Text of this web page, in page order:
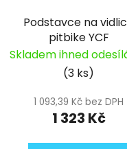
Podstavce na
pitbike YCF
Skladem ihned
(3 ks)
1 093,39 Kč bez DPH
1 323 Kč